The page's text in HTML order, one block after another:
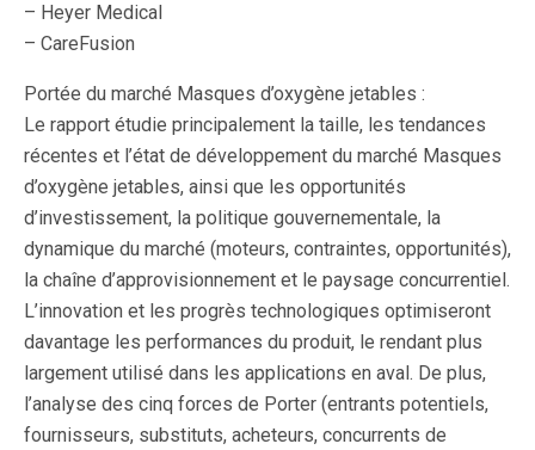
– Heyer Medical
– CareFusion
Portée du marché Masques d’oxygène jetables :
Le rapport étudie principalement la taille, les tendances
récentes et l’état de développement du marché Masques
d’oxygène jetables, ainsi que les opportunités
d’investissement, la politique gouvernementale, la
dynamique du marché (moteurs, contraintes, opportunités),
la chaîne d’approvisionnement et le paysage concurrentiel.
L’innovation et les progrès technologiques optimiseront
davantage les performances du produit, le rendant plus
largement utilisé dans les applications en aval. De plus,
l’analyse des cinq forces de Porter (entrants potentiels,
fournisseurs, substituts, acheteurs, concurrents de